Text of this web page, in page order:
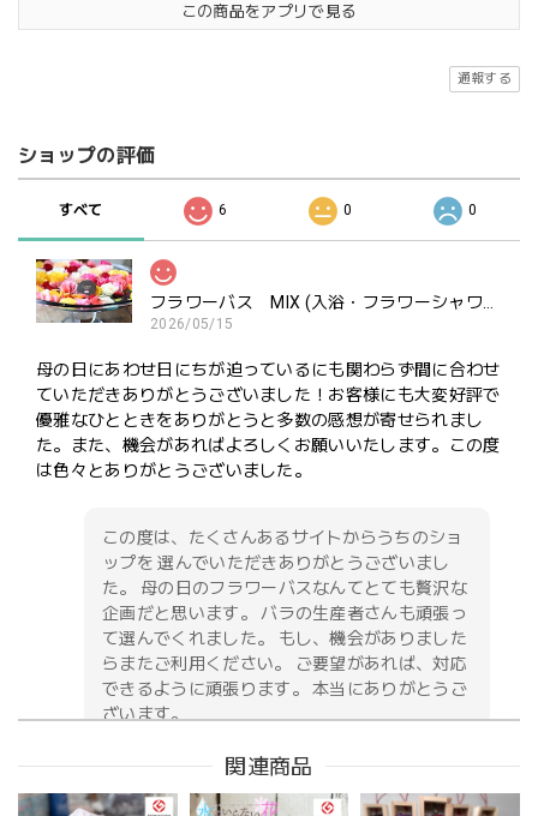
この商品をアプリで見る
通報する
ショップの評価
すべて 6 0 0
2026/05/15
母の日にあわせ日にちが迫っているにも関わらず間に合わせ
ていただきありがとうございました！お客様にも大変好評で
優雅なひとときをありがとうと多数の感想が寄せられまし
た。また、機会があればよろしくお願いいたします。この度
は色々とありがとうございました。
この度は、たくさんあるサイトからうちのショ
ップを 選んでいただきありがとうございまし
た。 母の日のフラワーバスなんてとても贅沢な
企画だと思います。 バラの生産者さんも頑張っ
て選んでくれました。 もし、機会がありました
らまたご利用ください。 ご要望があれば、対応
できるように頑張ります。 本当にありがとうご
ざいます。
関連商品